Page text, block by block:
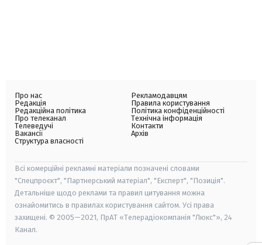
Про нас
Редакція
Редакційна політика
Про телеканал
Телеведучі
Вакансії
Структура власності
Рекламодавцям
Правила користування
Політика конфіденційності
Технічна інформація
Контакти
Архів
Всі комерційні рекламні матеріали позначені словами
"Спецпроєкт", "Партнерський матеріал", "Експерт", "Позиція".
Детальніше щодо реклами та правил цитування можна
ознайомитись в правилах користування сайтом. Усі права
захищені. © 2005—2021, ПрАТ «Телерадіокомпанія "Люкс"», 24
Канал.